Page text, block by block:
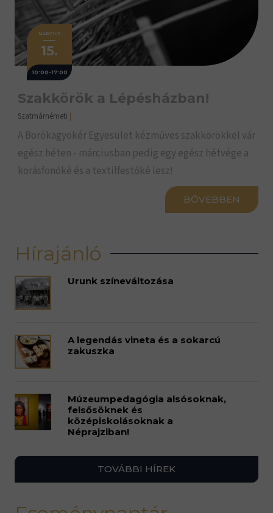
MÁRCIUS
15.
10:00-17:00
Szakkörök a Lépésházban!
Szatmárnémeti |
A Borókagyökér Egyesület kézműves szakkörökkel vár
egész héten - márciusban pedig egy egész hétvége a
korásfonóké és a textilfestőké lesz!
BŐVEBBEN
Hírajánló
Urunk színeváltozása
A legendás vineta és a sokarcú
zakuszka
Múzeumpedagógia alsósoknak,
felsősöknek és
középiskolásoknak a
Néprajziban!
TOVÁBBI HÍREK